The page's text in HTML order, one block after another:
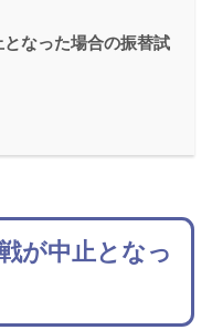
なった場合の振替試
が中止となっ